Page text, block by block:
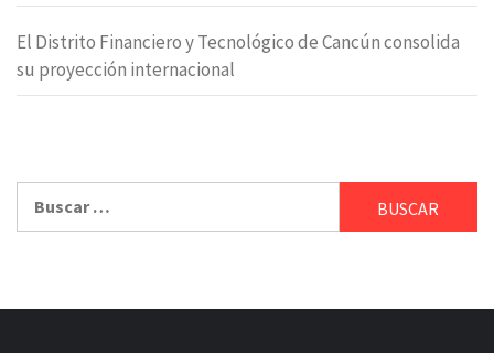
El Distrito Financiero y Tecnológico de Cancún consolida
su proyección internacional